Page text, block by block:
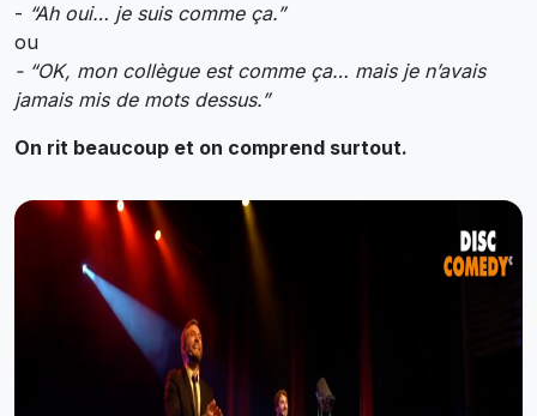
- “Ah oui… je suis comme ça.”
ou
- “OK, mon collègue est comme ça… mais je n’avais
jamais mis de mots dessus.”
On rit beaucoup et on comprend surtout.